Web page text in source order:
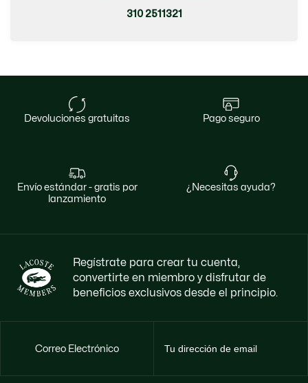
310 2511321
devoluciones gratuitas pago seguro
envío estándar - gratis por
lanzamiento
¿necesitas ayuda?
Regístrate para crear tu cuenta,
convertirte en miembro y disfrutar de
beneficios exclusivos desde el principio.
Correo Electrónico